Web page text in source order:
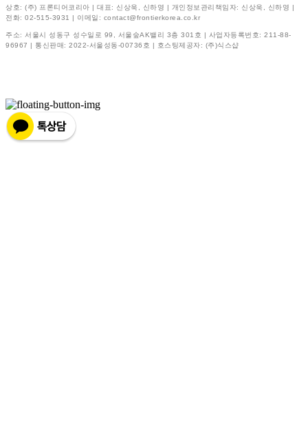
상호: (주) 프론티어코리아 | 대표: 신상욱, 신하영 | 개인정보관리책임자: 신상욱, 신하영 |
전화: 02-515-3931 | 이메일: contact@frontierkorea.co.kr
주소: 서울시 성동구 성수일로 99, 서울숲AK밸리 3층 301호 | 사업자등록번호: 211-88-
96967 | 통신판매: 2022-서울성동-00736호 | 호스팅제공자: (주)식스샵